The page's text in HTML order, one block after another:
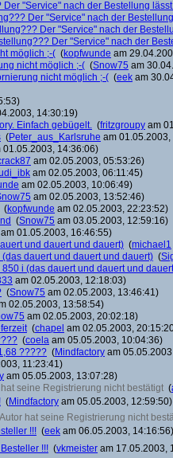
"Service" nach der Bestellung
Der "Service" nach der
Der "Service" nach der
Der "Service" nach der
möglich ;-( (kopfwunde am
nicht möglich ;-( (Snow75 am
nicht möglich ;-( (eek am
14:30:19)
Einfach gebügelt. (fritzgroupy am
(Peter_aus_Karlsruhe am 01.05.2003,
01.05.2003, 14:36:06)
am 02.05.2003, 05:53:26)
am 02.05.2003, 06:11:45)
am 02.05.2003, 10:06:49)
am 02.05.2003, 13:52:46)
(kopfwunde am 02.05.2003, 22:23:52)
(Snow75 am 03.05.2003, 12:59:16)
am 01.05.2003, 16:46:55)
und dauert und dauert) (michael1
dauert und dauert und dauert) (
i (das dauert und dauert und
am 02.05.2003, 12:18:03)
(Snow75 am 02.05.2003, 13:46:41)
02.05.2003, 13:58:54)
am 02.05.2003, 20:02:18)
(chapel am 02.05.2003,
(coela am 05.05.2003, 10:04:36)
????? (Mindfactory am
11:23:41)
am 05.05.2003, 13:07:28)
seine Registrierung nicht bestätigt (
(Mindfactory am 05.05.2003, 12:59:50)
hat seine Registrierung nicht
!!! (eek am 06.05.2003, 14:16:56)
!!! (vkmeister am 17.05.2003,